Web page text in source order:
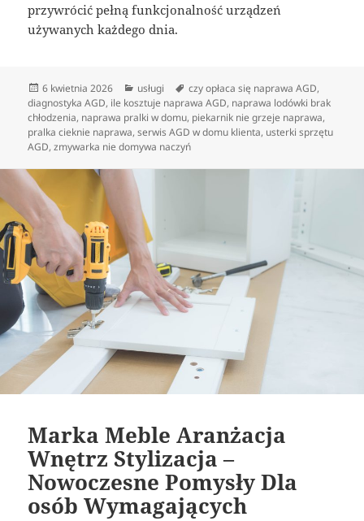
przywrócić pełną funkcjonalność urządzeń
używanych każdego dnia.
Data
publikacji
6 kwietnia 2026 Kategorie
usługi Tagi
czy opłaca się naprawa AGD,
diagnostyka AGD, ile kosztuje naprawa AGD, naprawa lodówki brak
chłodzenia, naprawa pralki w domu, piekarnik nie grzeje naprawa,
pralka cieknie naprawa,serwis AGD w domu klienta, usterki sprzętu
AGD,zmywarka nie domywa naczyń
Marka Meble Aranżacja
Wnętrz Stylizacja –
Nowoczesne Pomysły Dla
osób Wymagających